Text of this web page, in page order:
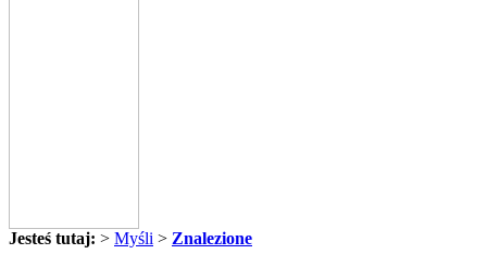
Jesteś tutaj: > Myśli > Znalezione